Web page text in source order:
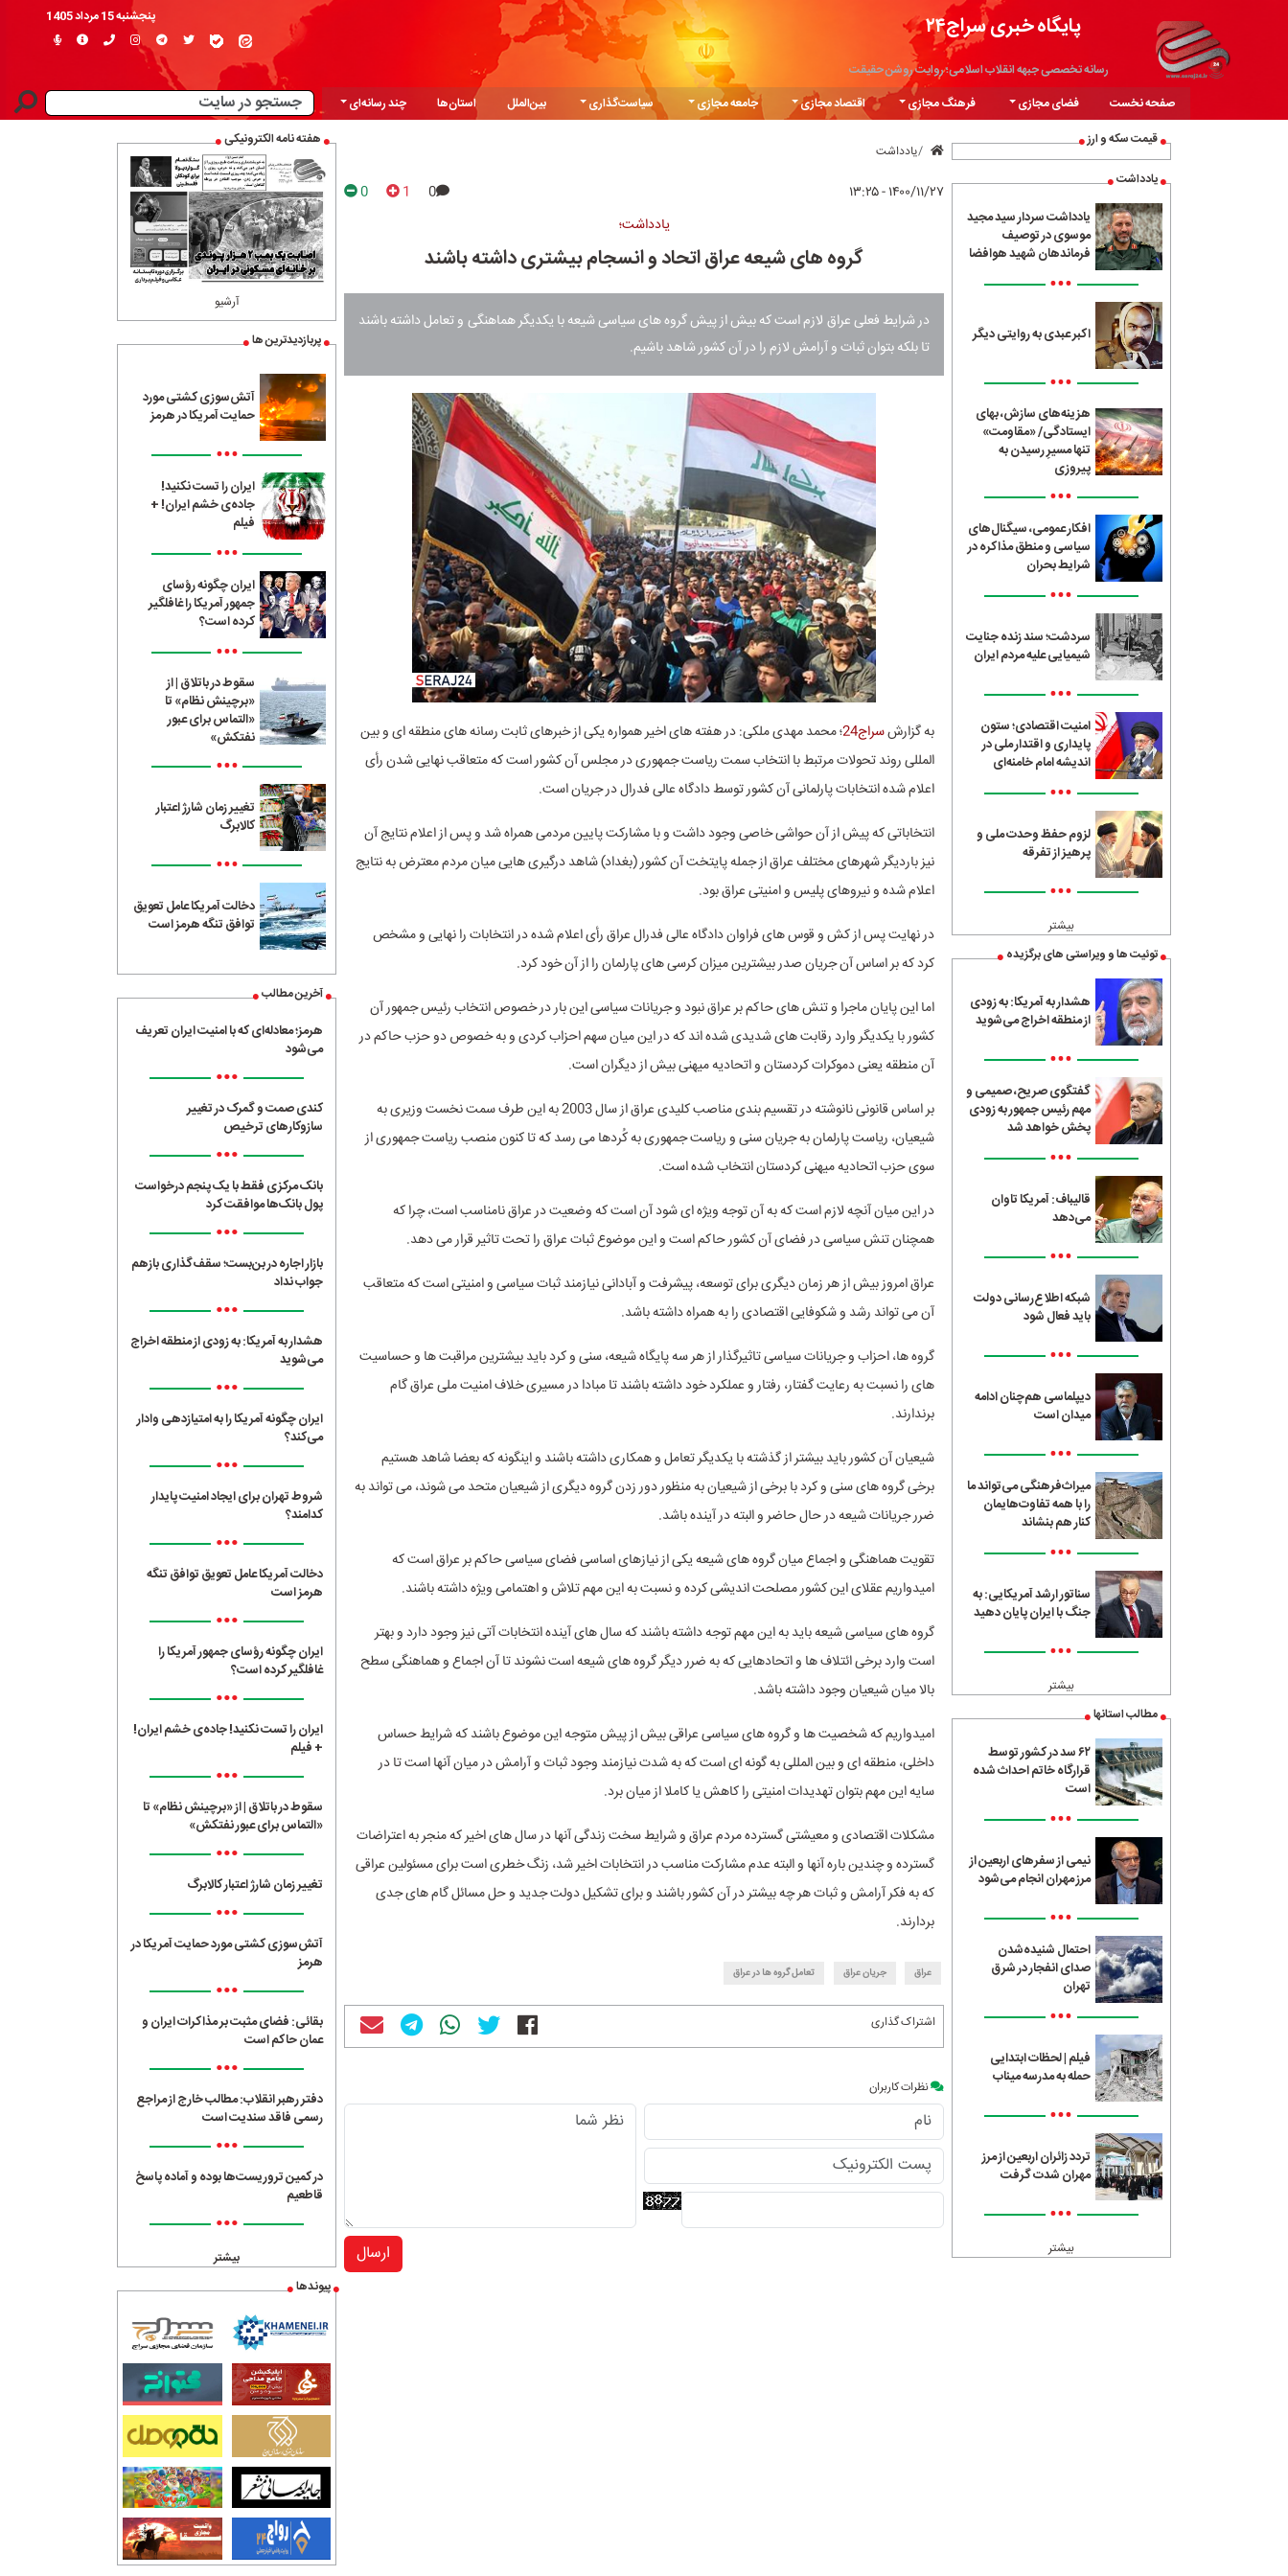
پایگاه خبری سراج۲۴
رسانه تخصصی جبهه انقلاب اسلامی؛ روایت روشن حقیقت
پنجشنبه 15 مرداد 1405
صفحه نخست فضای مجازی فرهنگ مجازی اقتصاد مجازی جامعه مجازی سیاست‌گذاری بین‌الملل استان‌ها
چند رسانه‌ای
قیمت سکه و ارز
یادداشت
یادداشت سردار سید مجید
موسوی در توصیف
فرماندهان شهید هوافضا
•••
اکبر عبدی به روایتی دیگر
•••
هزینه‌های سازش، بهای
ایستادگی/ «مقاومت»
تنها مسیرِ رسیدن به
پیروزی
•••
افکار عمومی، سیگنال‌های
سیاسی و منطق مذاکره در
شرایط بحران
•••
سردشت؛ سند زنده جنایت
شیمیایی علیه مردم ایران
•••
امنیت اقتصادی؛ ستون
پایداری و اقتدار ملی در
اندیشه امام خامنه‌ای
•••
لزوم حفظ وحدت ملی و
پرهیز از تفرقه
•••
بیشتر
توئیت ها و ویراستی های برگزیده
هشدار به آمریکا: به زودی
از منطقه اخراج می‌شوید
•••
گفتگوی صریح، صمیمی و
مهم رئیس جمهور به زودی
پخش خواهد شد
•••
قالیباف: آمریکا تاوان
می‌دهد
•••
شبکه اطلاع‌رسانی دولت
باید فعال شود
•••
دیپلماسی هم‌چنان ادامه
میدان است
•••
میراث‌فرهنگی می‌تواند ما
را با همه تفاوت‌هایمان
کنار هم بنشاند
•••
سناتور ارشد آمریکایی: به
جنگ با ایران پایان دهید
•••
بیشتر
مطالب استانها
۶۲ سد در کشور توسط
قرارگاه خاتم احداث شده
است
•••
نیمی از سفرهای اربعین از
مرز مهران انجام می‌شود
•••
احتمال شنیده‌شدن
صدای انفجار در شرق
تهران
•••
فیلم | لحظات ابتدایی
حمله به مدرسه میناب
•••
تردد زائران اربعین از مرز
مهران شدت گرفت
•••
بیشتر
یادداشت
۱۴۰۰/۱۱/۲۷ - ۱۳:۲۵ 0
1
0
یادداشت؛
گروه های شیعه عراق اتحاد و انسجام بیشتری داشته باشند
در شرایط فعلی عراق لازم است که بیش از پیش گروه های سیاسی شیعه با یکدیگر هماهنگی و تعامل داشته باشند
تا بلکه بتوان ثبات و آرامش لازم را در آن کشور شاهد باشیم.
به گزارشسراج24
؛ محمد مهدی ملکی: در هفته های اخیر همواره یکی از خبرهای ثابت رسانه های منطقه ای و بین
المللی روند تحولات مرتبط با انتخاب سمت ریاست جمهوری در مجلس آن کشور است که متعاقب نهایی شدن رأی
اعلام شده انتخابات پارلمانی آن کشور توسط دادگاه عالی فدرال در جریان است.
انتخاباتی که پیش از آن حواشی خاصی وجود داشت و با مشارکت پایین مردمی همراه شد و پس از اعلام نتایج آن
نیز باردیگر شهرهای مختلف عراق از جمله پایتخت آن کشور (بغداد) شاهد درگیری هایی میان مردم معترض به نتایج
اعلام شده و نیروهای پلیس و امنیتی عراق بود.
در نهایت پس از کش و قوس های فراوان دادگاه عالی فدرال عراق رأی اعلام شده در انتخابات را نهایی و مشخص
کرد که بر اساس آن جریان صدر بیشترین میزان کرسی های پارلمان را از آن خود کرد.
اما این پایان ماجرا و تنش های حاکم بر عراق نبود و جریانات سیاسی این بار در خصوص انتخاب رئیس جمهور آن
کشور با یکدیگر وارد رقابت های شدیدی شده اند که در این میان سهم احزاب کردی و به خصوص دو حزب حاکم در
آن منطقه یعنی دموکرات کردستان و اتحادیه میهنی بیش از دیگران است.
بر اساس قانونی نانوشته در تقسیم بندی مناصب کلیدی عراق از سال 2003 به این طرف سمت نخست وزیری به
شیعیان، ریاست پارلمان به جریان سنی و ریاست جمهوری به کُردها می رسد که تا کنون منصب ریاست جمهوری از
سوی حزب اتحادیه میهنی کردستان انتخاب شده است.
در این میان آنچه لازم است که به آن توجه ویژه ای شود آن است که وضعیت در عراق نامناسب است، چرا که
همچنان تنش سیاسی در فضای آن کشور حاکم است و این موضوع ثبات عراق را تحت تاثیر قرار می دهد.
عراق امروز بیش از هر زمان دیگری برای توسعه، پیشرفت و آبادانی نیازمند ثبات سیاسی و امنیتی است که متعاقب
آن می تواند رشد و شکوفایی اقتصادی را به همراه داشته باشد.
گروه ها، احزاب و جریانات سیاسی تاثیرگذار از هر سه پایگاه شیعه، سنی و کرد باید بیشترین مراقبت ها و حساسیت
های را نسبت به رعایت گفتار، رفتار و عملکرد خود داشته باشند تا مبادا در مسیری خلاف امنیت ملی عراق گام
برندارند.
شیعیان آن کشور باید بیشتر از گذشته با یکدیگر تعامل و همکاری داشته باشند و اینگونه که بعضا شاهد هستیم
برخی گروه های سنی و کرد با برخی از شیعیان به منظور دور زدن گروه دیگری از شیعیان متحد می شوند، می تواند به
ضرر جریانات شیعه در حال حاضر و البته در آینده باشد.
تقویت هماهنگی و اجماع میان گروه های شیعه یکی از نیازهای اساسی فضای سیاسی حاکم بر عراق است که
امیدواریم عقلای این کشور مصلحت اندیشی کرده و نسبت به این مهم تلاش و اهتمامی ویژه داشته باشند.
گروه های سیاسی شیعه باید به این مهم توجه داشته باشند که سال های آینده انتخابات آتی نیز وجود دارد و بهتر
است وارد برخی ائتلاف ها و اتحادهایی که به ضرر دیگر گروه های شیعه است نشوند تا آن اجماع و هماهنگی سطح
بالا میان شیعیان وجود داشته باشد.
امیدواریم که شخصیت ها و گروه های سیاسی عراقی بیش از پیش متوجه این موضوع باشند که شرایط حساس
داخلی، منطقه ای و بین المللی به گونه ای است که به شدت نیازمند وجود ثبات و آرامش در میان آنها است تا در
سایه این مهم بتوان تهدیدات امنیتی را کاهش یا کاملا از میان برد.
مشکلات اقتصادی و معیشتی گسترده مردم عراق و شرایط سخت زندگی آنها در سال های اخیر که منجر به اعتراضات
گسترده و چندین باره آنها و البته عدم مشارکت مناسب در انتخابات اخیر شد، زنگ خطری است برای مسئولین عراقی
که به فکر آرامش و ثبات هر چه بیشتر در آن کشور باشند و برای تشکیل دولت جدید و حل مسائل گام های جدی
بردارند.
عراق جریان عراق تعامل گروه ها در عراق
اشتراک گذاری
نظرات کاربران
ارسال
هفته نامه الکترونیکی
آرشیو
پربازدیدترین ها
آتش‌سوزی کشتی مورد
حمایت آمریکا در هرمز
•••
ایران را تست نکنید!
جاده‌ی خشم ایران! +
فیلم
•••
ایران چگونه رؤسای
جمهور آمریکا را غافلگیر
کرده است؟
•••
سقوط در باتلاق | از
«برچینش نظام» تا
«التماس برای عبور
نفتکش»
•••
تغییر زمان شارژ اعتبار
کالابرگ
•••
دخالت آمریکا عامل تعویق
توافق تنگه هرمز است
آخرین مطالب
هرمز؛ معادله‌ای که با امنیت ایران تعریف
می‌شود
•••
کندی صمت و گمرک در تغییر
سازوکارهای ترخیص
•••
بانک مرکزی فقط با یک‌ پنجم درخواست
پول بانک‌ها موافقت کرد
•••
بازار اجاره در بن‌بست؛ سقف‌گذاری بازهم
جواب نداد
•••
هشدار به آمریکا: به زودی از منطقه اخراج
می‌شوید
•••
ایران چگونه آمریکا را به امتیازدهی وادار
می‌کند؟
•••
شروط تهران برای ایجاد امنیت پایدار
کدامند؟
•••
دخالت آمریکا عامل تعویق توافق تنگه
هرمز است
•••
ایران چگونه رؤسای جمهور آمریکا را
غافلگیر کرده است؟
•••
ایران را تست نکنید! جاده‌ی خشم ایران!
+ فیلم
•••
سقوط در باتلاق | از «برچینش نظام» تا
«التماس برای عبور نفتکش»
•••
تغییر زمان شارژ اعتبار کالابرگ
•••
آتش‌سوزی کشتی مورد حمایت آمریکا در
هرمز
•••
بقائی: فضای مثبت بر مذاکرات ایران و
عمان حاکم است
•••
دفتر رهبر انقلاب: مطالب خارج از مراجع
رسمی فاقد سندیت است
•••
در کمین تروریست‌ها بوده و آماده پاسخ
قاطعیم
•••
بیشتر
پیوندها